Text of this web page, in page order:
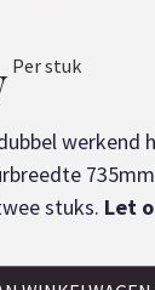
Per stuk
werkend
stuks. Let